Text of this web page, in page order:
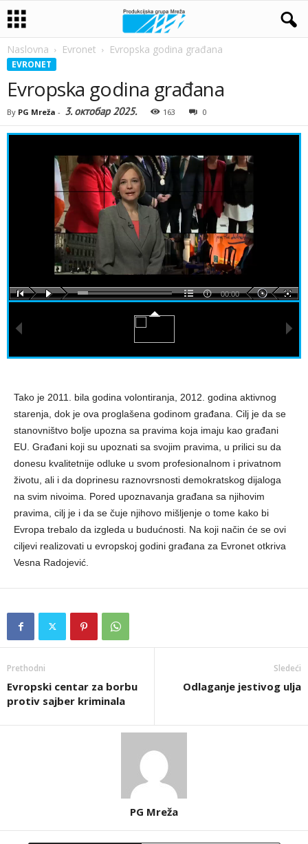
Naslovna Evronet Evropska godina građana
EVRONET
Evropska godina građana
By PG Mreža - 3. октобар 2025. 163 0
00:00
Tako je 2011. bila godina volontiranja, 2012. godina aktivnog
starenja, dok je ova proglašena godinom građana. Cilj je da se
stanovništvo bolje upozna sa pravima koja imaju kao građani
EU. Građani koji su upoznati sa svojim pravima, u prilici su da
donesu kvalitetnije odluke u svom profesionalnom i privatnom
životu, ali i da doprinesu raznovrsnosti demokratskog dijaloga
na svim nivoima. Pored upoznavanja građana sa njihovim
pravima, cilj je i da se čuje njihovo mišljenje o tome kako bi
Evropa trebalo da izgleda u budućnosti. Na koji način će se ovi
ciljevi realizovati u evropskoj godini građana za Evronet otkriva
Vesna Radojević.
Prethodni
Evropski centar za borbu
protiv sajber kriminala
Sledeći
Odlaganje jestivog ulja
PG Mreža